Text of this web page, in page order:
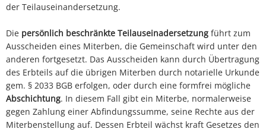
der Teilauseinandersetzung.
Die persönlich beschränkte Teilauseinadersetzung führt zum
Ausscheiden eines Miterben, die Gemeinschaft wird unter den
anderen fortgesetzt. Das Ausscheiden kann durch Übertragung
des Erbteils auf die übrigen Miterben durch notarielle Urkunde
gem. § 2033 BGB erfolgen, oder durch eine formfrei mögliche
Abschichtung. In diesem Fall gibt ein Miterbe, normalerweise
gegen Zahlung einer Abfindungssumme, seine Rechte aus der
Miterbenstellung auf. Dessen Erbteil wächst kraft Gesetzes den